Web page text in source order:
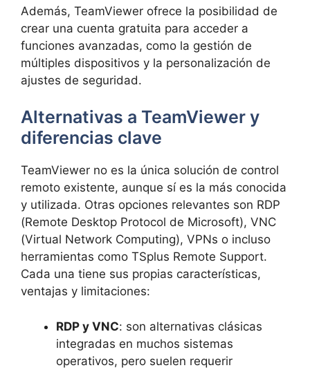
Además, TeamViewer ofrece la posibilidad de
crear una cuenta gratuita para acceder a
funciones avanzadas, como la gestión de
múltiples dispositivos y la personalización de
ajustes de seguridad.
Alternativas a TeamViewer y
diferencias clave
TeamViewer no es la única solución de control
remoto existente, aunque sí es la más conocida
y utilizada. Otras opciones relevantes son RDP
(Remote Desktop Protocol de Microsoft), VNC
(Virtual Network Computing), VPNs o incluso
herramientas como TSplus Remote Support.
Cada una tiene sus propias características,
ventajas y limitaciones:
RDP y VNC: son alternativas clásicas
integradas en muchos sistemas
operativos, pero suelen requerir